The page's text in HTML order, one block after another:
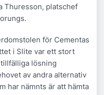
Thuresson, platschef
för Cementas
i Slite var ett stort
lösning
av andra alternativ
har nämnts är att hämta